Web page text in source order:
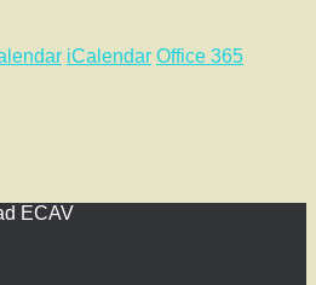
iCalendar Office 365
ECAV